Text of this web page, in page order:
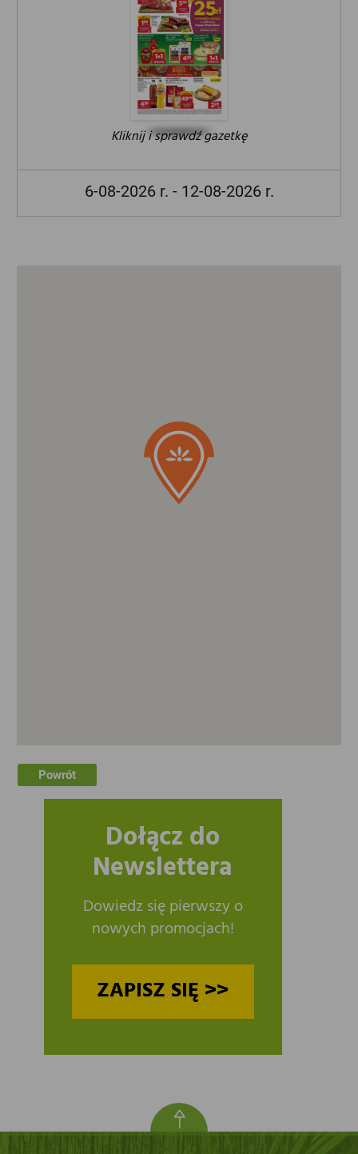
Kliknij i sprawdź gazetkę
6-08-2026 r. - 12-08-2026 r.
Powrót
Dołącz do
Newslettera
Dowiedz się pierwszy o
nowych promocjach!
ZAPISZ SIĘ >>